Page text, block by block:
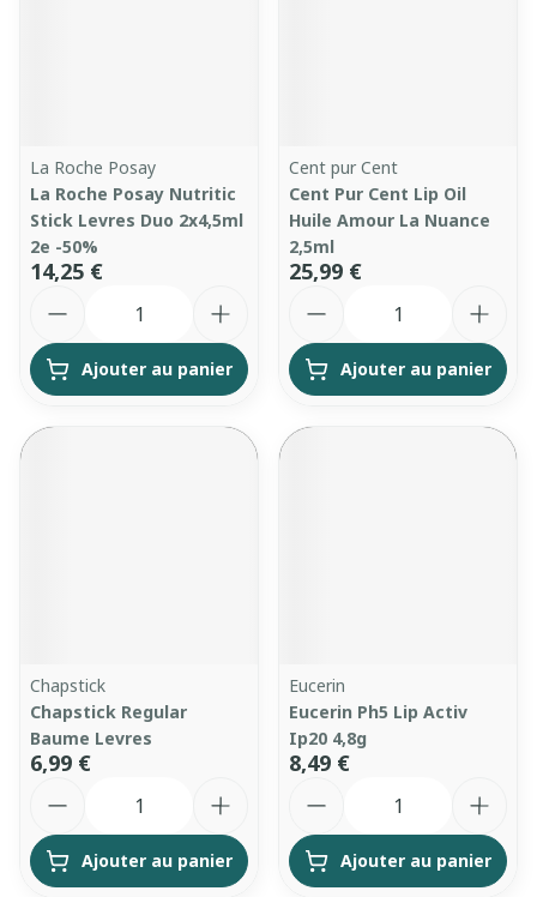
La Roche Posay
La Roche Posay Nutritic
Stick Levres Duo 2x4,5ml
2e -50%
14,25 €
Ajouter au panier
Cent pur Cent
Cent Pur Cent Lip Oil
Huile Amour La Nuance
2,5ml
25,99 €
Ajouter au panier
Chapstick
Chapstick Regular
Baume Levres
6,99 €
Ajouter au panier
Eucerin
Eucerin Ph5 Lip Activ
Ip20 4,8g
8,49 €
Ajouter au panier